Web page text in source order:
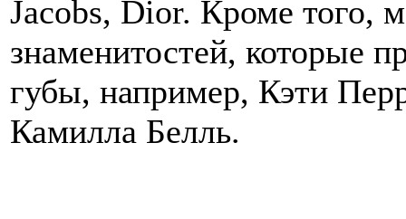
Jacobs, Dior. Кроме того,
знаменитостей, которые
губы, например, Кэти
Камилла Белль.